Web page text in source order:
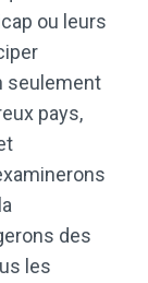
ou leurs
seulement
pays,
des
les